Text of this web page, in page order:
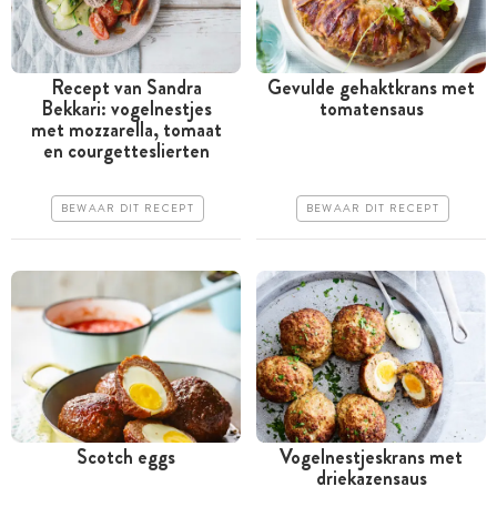
Tussen 30 minuten en 1
uur
Recept van Sandra
Bekkari: vogelnestjes
met mozzarella, tomaat
en courgetteslierten
BEWAAR DIT RECEPT
Meer dan 1 uur
Erg makkelijk
Gevulde gehaktkrans met
tomatensaus
BEWAAR DIT RECEPT
Scotch eggs
Tussen 30 minuten en 1
Vogelnestjeskrans met
driekazensaus